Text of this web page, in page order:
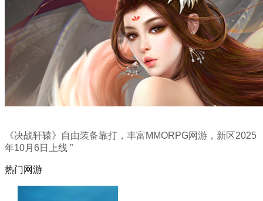
《决战轩辕》自由装备靠打，丰富MMORPG网游，新区2025
年10月6日上线 ”
热门网游